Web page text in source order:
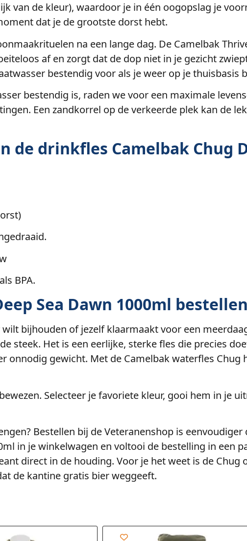
van de kleur), waardoor je in één oogopslag je
dat je de grootste dorst hebt.
na een lange dag. De Camelbak
af en zorgt dat de dop niet in je gezicht
bestendig voor als je weer op je thuisbasis
bestendig is, raden we voor een maximale
Een zandkorrel op de verkeerde plek kan de
de drinkfles Camelbak Chug
BPA.
Sea Dawn 1000ml bestellen
wilt bijhouden of jezelf klaarmaakt voor een
steek. Het is een eerlijke, sterke fles die precies
onnodig gewicht. Met de Camelbak waterfles
Selecteer je favoriete kleur, gooi hem in je
Bestellen bij de Veteranenshop is
in je winkelwagen en voltooi de bestelling in een
direct in de houding. Voor je het weet is de Chug
de kantine gratis bier weggeeft.